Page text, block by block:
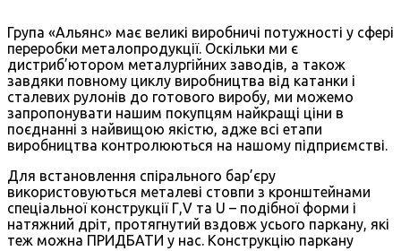
Група «Альянс» має великі виробничі потужності у сфері
переробки металопродукції. Оскільки ми є
дистриб’ютором металургійних заводів, а також
завдяки повному циклу виробництва від катанки і
сталевих рулонів до готового виробу, ми можемо
запропонувати нашим покупцям найкращі ціни в
поєднанні з найвищою якістю, адже всі етапи
виробництва контролюються на нашому підприємстві.
Для встановлення спірального бар’єру
використовуються металеві стовпи з кронштейнами
спеціальної конструкції Г,V та U – подібної форми і
натяжний дріт, протягнутий вздовж усього паркану, які
теж можна ПРИДБАТИ у нас. Конструкцію паркану